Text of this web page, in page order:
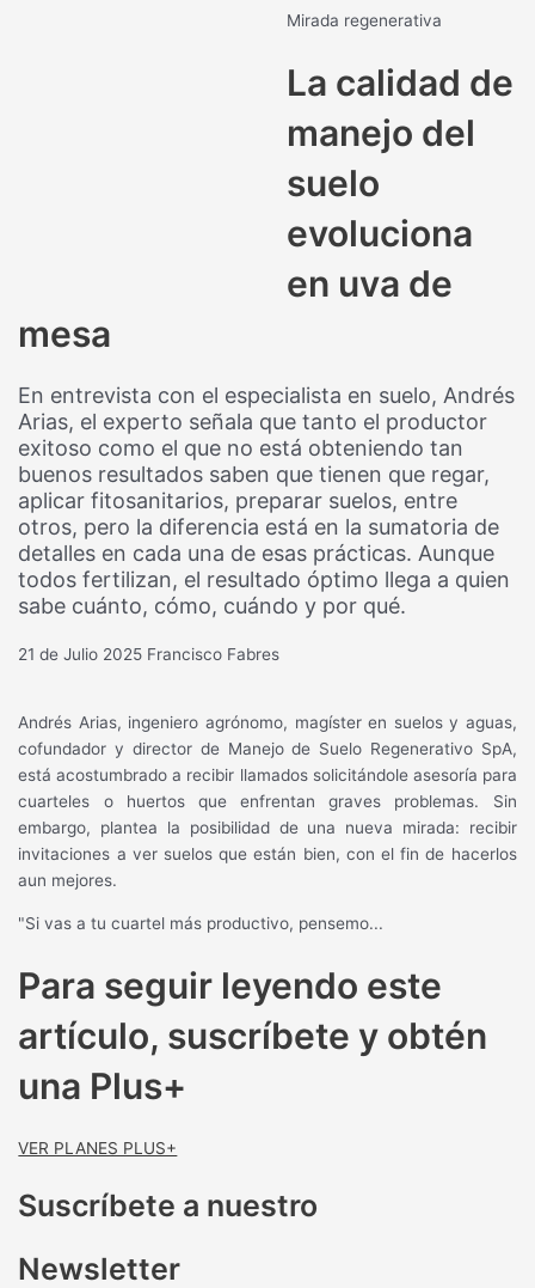
Mirada regenerativa
La calidad de
manejo del
suelo
evoluciona
en uva de
mesa
En entrevista con el especialista en suelo, Andrés
Arias, el experto señala que tanto el productor
exitoso como el que no está obteniendo tan
buenos resultados saben que tienen que regar,
aplicar fitosanitarios, preparar suelos, entre
otros, pero la diferencia está en la sumatoria de
detalles en cada una de esas prácticas. Aunque
todos fertilizan, el resultado óptimo llega a quien
sabe cuánto, cómo, cuándo y por qué.
21 de Julio 2025 Francisco Fabres
Andrés Arias, ingeniero agrónomo, magíster en suelos y aguas,
cofundador y director de Manejo de Suelo Regenerativo SpA,
está acostumbrado a recibir llamados solicitándole asesoría para
cuarteles o huertos que enfrentan graves problemas. Sin
embargo, plantea la posibilidad de una nueva mirada: recibir
invitaciones a ver suelos que están bien, con el fin de hacerlos
aun mejores.
"Si vas a tu cuartel más productivo, pensemo...
Para seguir leyendo este
artículo, suscríbete y obtén
una Plus+
VER PLANES PLUS+
Suscríbete a nuestro
Newsletter